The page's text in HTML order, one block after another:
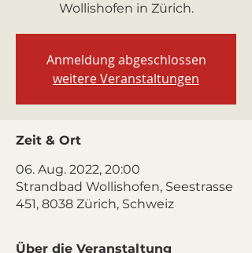
Wollishofen in Zürich.
Anmeldung abgeschlossen
weitere Veranstaltungen
Zeit & Ort
06. Aug. 2022, 20:00
Strandbad Wollishofen, Seestrasse
451, 8038 Zürich, Schweiz
Über die Veranstaltung